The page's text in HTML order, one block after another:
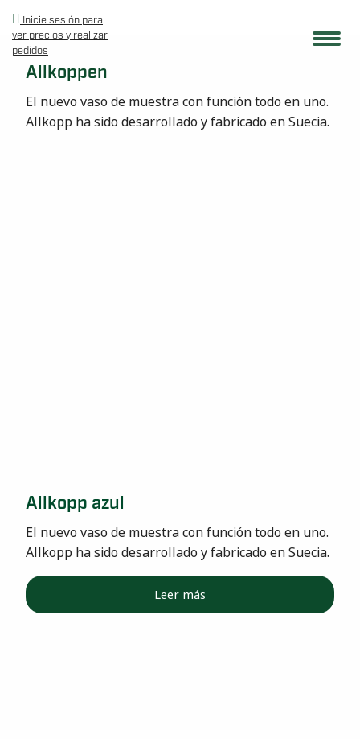
Inicie sesión para
ver precios y realizar
pedidos
Allkoppen
El nuevo vaso de muestra con función todo en uno.
Allkopp ha sido desarrollado y fabricado en Suecia.
Allkopp azul
El nuevo vaso de muestra con función todo en uno.
Allkopp ha sido desarrollado y fabricado en Suecia.
Leer más